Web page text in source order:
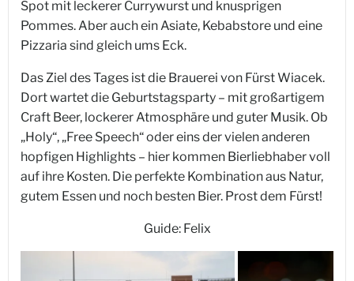
Spot mit leckerer Currywurst und knusprigen
Pommes. Aber auch ein Asiate, Kebabstore und eine
Pizzaria sind gleich ums Eck.
Das Ziel des Tages ist die Brauerei von Fürst Wiacek.
Dort wartet die Geburtstagsparty – mit großartigem
Craft Beer, lockerer Atmosphäre und guter Musik. Ob
„Holy“, „Free Speech“ oder eins der vielen anderen
hopfigen Highlights – hier kommen Bierliebhaber voll
auf ihre Kosten. Die perfekte Kombination aus Natur,
gutem Essen und noch besten Bier. Prost dem Fürst!
Guide: Felix